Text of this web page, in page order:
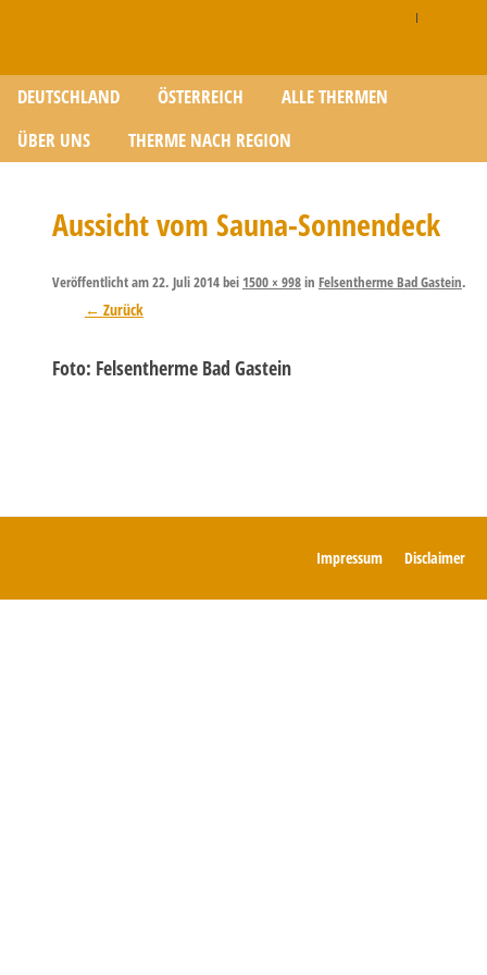
|
Zum Inhalt springen
DEUTSCHLAND ÖSTERREICH
ALLE THERMEN
ÜBER UNS
THERME NACH REGION
Aussicht vom Sauna-Sonnendeck
Veröffentlicht am22. Juli 2014bei 1500 × 998in Felsentherme Bad Gastein.
← Zurück
Foto: Felsentherme Bad Gastein
Disclaimer
Impressum